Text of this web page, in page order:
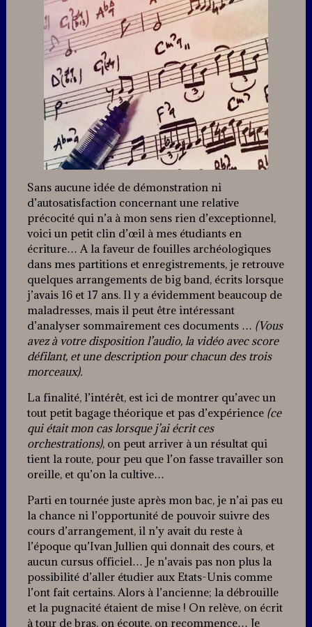
Sans aucune idée de démonstration ni
d’autosatisfaction concernant une relative
précocité qui n’a à mon sens rien d’exceptionnel,
voici un petit clin d’œil à mes étudiants en
écriture… A la faveur de fouilles archéologiques
dans mes partitions et enregistrements, je retrouve
quelques arrangements de big band, écrits lorsque
j’avais 16 et 17 ans. Il y a évidemment beaucoup de
maladresses, mais il peut être intéressant
d’analyser sommairement ces documents … (Vous
avez à votre disposition l’audio, la vidéo avec score
défilant, et une description pour chacun des trois
morceaux).
La finalité, l’intérêt, est ici de montrer qu’avec un
tout petit bagage théorique et pas d’expérience (ce
qui était mon cas lorsque j’ai écrit ces
orchestrations), on peut arriver à un résultat qui
tient la route, pour peu que l’on fasse travailler son
oreille, et qu’on la cultive…
Parti en tournée juste après mon bac, je n’ai pas eu
la chance ni l’opportunité de pouvoir suivre des
cours d’arrangement, il n’y avait du reste à
l’époque qu’Ivan Jullien qui donnait des cours, et
aucun cursus officiel… Je n’avais pas non plus la
possibilité d’aller étudier aux Etats-Unis comme
l’ont fait certains. Alors à l’ancienne; la débrouille
et la pugnacité étaient de mise ! On relève, on écrit
à tour de bras, on écoute, on recommence… Je